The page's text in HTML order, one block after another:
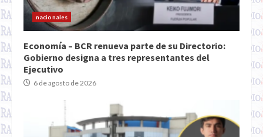
nacionales
Economía – BCR renueva parte de su Directorio:
Gobierno designa a tres representantes del
Ejecutivo
6 de agosto de 2026